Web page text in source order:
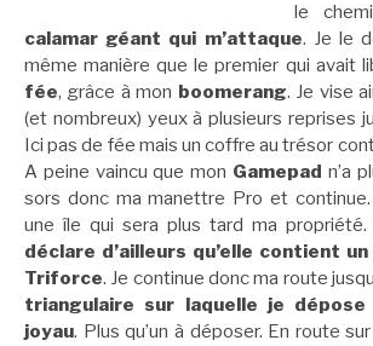
le
calamar géant qui m’attaque. Je le
même manière que le premier qui avait
fée, grâce à mon boomerang. Je vise
(et nombreux) yeux à plusieurs reprises
Ici pas de fée mais un coffre au trésor
A peine vaincu que mon Gamepad n’a
sors donc ma manettre Pro et
une île qui sera plus tard ma propriété.
déclare d’ailleurs qu’elle contient
Triforce. Je continue donc ma route
triangulaire sur laquelle je dépose
joyau. Plus qu’un à déposer. En route